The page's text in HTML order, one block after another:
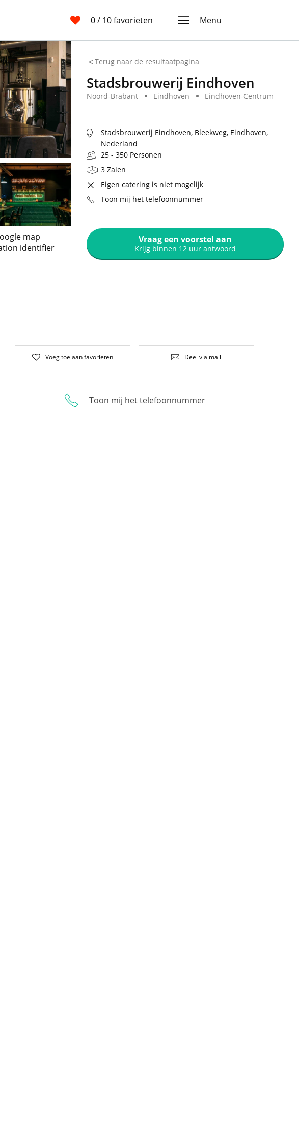
0/ 10 favorieten Menu
Terug naar de resultaatpagina
Stadsbrouwerij Eindhoven
Noord-Brabant Eindhoven Eindhoven-Centrum
Stadsbrouwerij Eindhoven, Bleekweg, Eindhoven,
Nederland
25 - 350 Personen
3 Zalen
Eigen catering is niet mogelijk
Toon mij het telefoonnummer
Vraag een voorstel aan
Krijg binnen 12 uur antwoord
Voeg toe aan favorieten Deel via mail
Toon mij het telefoonnummer